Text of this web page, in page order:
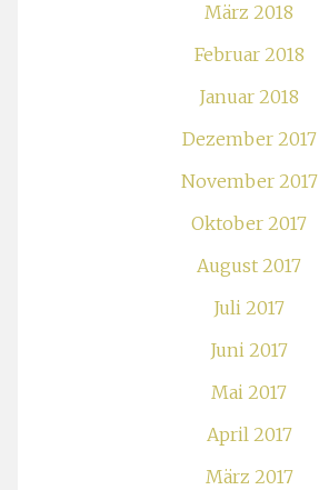
März 2018
Februar 2018
Januar 2018
Dezember 2017
November 2017
Oktober 2017
August 2017
Juli 2017
Juni 2017
Mai 2017
April 2017
März 2017